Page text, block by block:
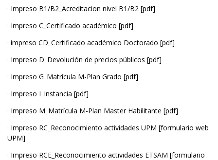
· Impreso B1/B2_Acreditacion nivel B1/B2 [pdf]
· Impreso C_Certificado académico [pdf]
· impreso CD_Certificado académico Doctorado [pdf]
· Impreso D_Devolución de precios públicos [pdf]
· Impreso G_Matrícula M-Plan Grado [pdf]
· Impreso I_Instancia [pdf]
· Impreso M_Matrícula M-Plan Master Habilitante [pdf]
· Impreso RC_Reconocimiento actividades UPM [formulario web
UPM]
· Impreso RCE_Reconocimiento actividades ETSAM [formulario